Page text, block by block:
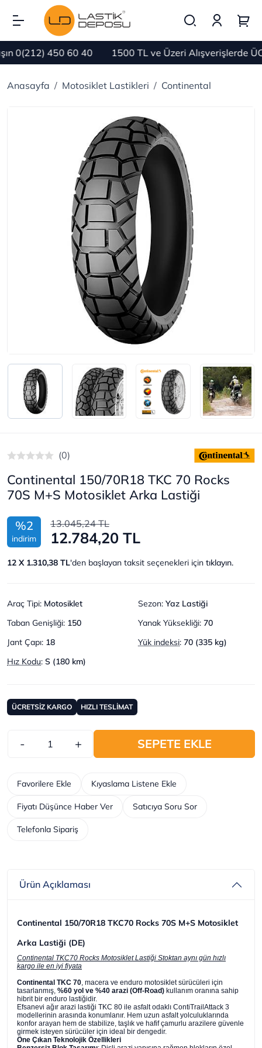
0(212) 450 60 40 1500 TL ve Üzeri Alışverişlerde
Anasayfa Motosiklet Lastikleri Continental
(0)
Continental 150/70R18 TKC 70 Rocks
70S M+S Motosiklet Arka Lastiği
%2
indirim
13.045,24 TL
12.784,20 TL
12 X 1.310,38 TL'den başlayan taksit seçenekleri için tıklayın.
Araç Tipi: Motosiklet Sezon: Yaz Lastiği
Taban Genişliği: 150 Yanak Yüksekliği: 70
Jant Çapı: 18 Yük indeksi: 70 (335 kg)
Hız Kodu: S (180 km)
ÜCRETSİZ KARGO HIZLI TESLİMAT
- + SEPETE EKLE
Telefonla Sipariş
Kıyaslama Listene Ekle
Favorilere Ekle
Fiyatı Düşünce Haber Ver Satıcıya Soru Sor
Ürün Açıklaması
Continental 150/70R18 TKC70 Rocks 70S M+S Motosiklet
Arka Lastiği (DE)
Continental TKC70 Rocks Motosiklet Lastiği Stoktan aynı gün hızlı
kargo ile en iyi fiyata
Continental TKC 70 , macera ve enduro motosiklet sürücüleri için
tasarlanmış, %60 yol ve %40 arazi (Off-Road) kullanım oranına sahip
hibrit bir enduro lastiğidir.
Efsanevi ağır arazi lastiği TKC 80 ile asfalt odaklı ContiTrailAttack 3
modellerinin arasında konumlanır. Hem uzun asfalt yolculuklarında
konfor arayan hem de stabilize, taşlık ve hafif çamurlu arazilere güvenle
girmek isteyen sürücüler için ideal bir dengedir.
Öne Çıkan Teknolojik Özellikleri